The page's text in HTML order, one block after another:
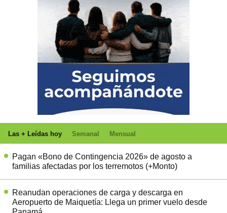
Las + Leídas hoy Semanal Mensual
Pagan «Bono de Contingencia 2026» de agosto a
familias afectadas por los terremotos (+Monto)
Reanudan operaciones de carga y descarga en
Aeropuerto de Maiquetía: Llega un primer vuelo desde